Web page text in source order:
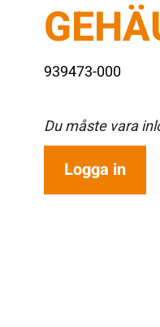
939473-000
Du måste vara
Logga in